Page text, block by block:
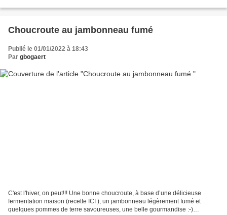
Choucroute au jambonneau fumé
Publié le 01/01/2022 à 18:43
Par gbogaert
C'est l'hiver, on peut!!! Une bonne choucroute, à base d’une délicieuse
fermentation maison (recette ICI ), un jambonneau légèrement fumé et
quelques pommes de terre savoureuses, une belle gourmandise :-)